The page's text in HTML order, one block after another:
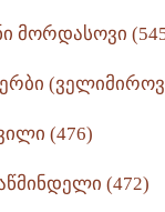
მორდასოვი
(476)
(472)